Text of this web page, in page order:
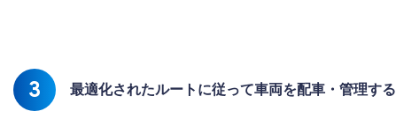
3 最適化されたルートに従って車両を配車・管理する